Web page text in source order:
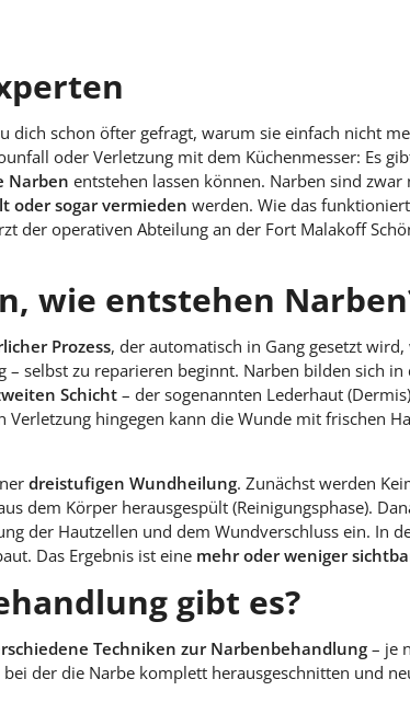
dich schon öfter gefragt, warum sie einfach nicht
oder Verletzung mit dem Küchenmesser: Es
Narben entstehen lassen können. Narben sind zwar
oder sogar vermieden werden. Wie das
der operativen Abteilung an der Fort Malakoff
wie entstehen
Prozess, der automatisch in Gang gesetzt wird,
– selbst zu reparieren beginnt. Narben bilden sich in
Schicht– der sogenannten Lederhaut
hingegen kann die Wunde mit frischen
dreistufigen Wundheilung. Zunächst werden
dem Körper herausgespült (Reinigungsphase).
der Hautzellen und dem Wundverschluss ein. In
Das Ergebnis ist eine mehr oder weniger
gibt es?
Techniken zur Narbenbehandlung– je
der die Narbe komplett herausgeschnitten und